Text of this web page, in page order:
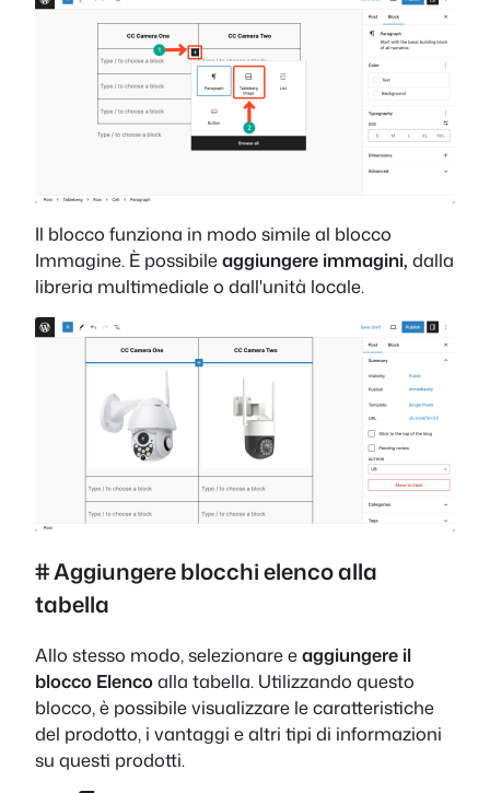
Il blocco funziona in modo simile al blocco
Immagine. È possibileaggiungere immagini, dalla
libreria multimediale o dall'unità locale.
# Aggiungere blocchi elenco alla
tabella
Allo stesso modo, selezionare eaggiungere il
blocco Elencoalla tabella. Utilizzando questo
blocco, è possibile visualizzare le caratteristiche
del prodotto, i vantaggi e altri tipi di informazioni
su questi prodotti.